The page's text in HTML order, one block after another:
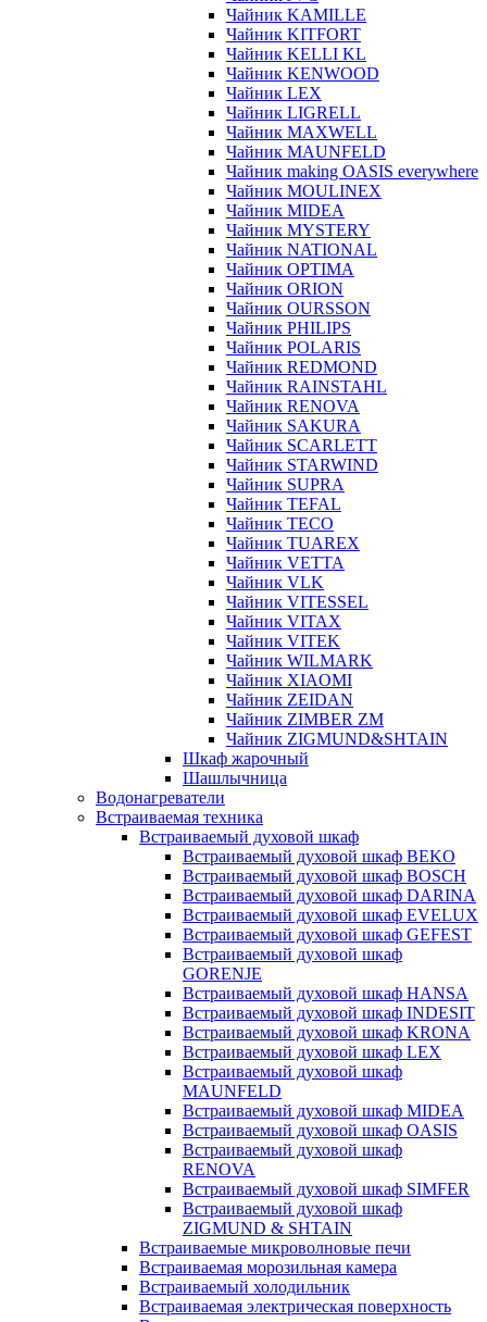
Чайник KAMILLE
Чайник KITFORT
Чайник KELLI KL
Чайник KENWOOD
Чайник LEX
Чайник LIGRELL
Чайник MAXWELL
Чайник MAUNFELD
Чайник making OASIS everywhere
Чайник MOULINEX
Чайник MIDEA
Чайник MYSTERY
Чайник NATIONAL
Чайник OPTIMA
Чайник ORION
Чайник OURSSON
Чайник PHILIPS
Чайник POLARIS
Чайник REDMOND
Чайник RAINSTAHL
Чайник RENOVA
Чайник SAKURA
Чайник SCARLETT
Чайник STARWIND
Чайник SUPRA
Чайник TEFAL
Чайник TECO
Чайник TUAREX
Чайник VETTA
Чайник VLK
Чайник VITESSEL
Чайник VITAX
Чайник VITEK
Чайник WILMARK
Чайник XIAOMI
Чайник ZEIDAN
Чайник ZIMBER ZM
Чайник ZIGMUND&SHTAIN
Шкаф жарочный
Шашлычница
Водонагреватели
Встраиваемая техника
Встраиваемый духовой шкаф
Встраиваемый духовой шкаф BEKO
Встраиваемый духовой шкаф BOSCH
Встраиваемый духовой шкаф DARINA
Встраиваемый духовой шкаф EVELUX
Встраиваемый духовой шкаф GEFEST
Встраиваемый духовой шкаф
GORENJE
Встраиваемый духовой шкаф HANSA
Встраиваемый духовой шкаф INDESIT
Встраиваемый духовой шкаф KRONA
Встраиваемый духовой шкаф LEX
Встраиваемый духовой шкаф
MAUNFELD
Встраиваемый духовой шкаф MIDEA
Встраиваемый духовой шкаф OASIS
Встраиваемый духовой шкаф
RENOVA
Встраиваемый духовой шкаф SIMFER
Встраиваемый духовой шкаф
ZIGMUND & SHTAIN
Встраиваемые микроволновые печи
Встраиваемая морозильная камера
Встраиваемый холодильник
Встраиваемая электрическая поверхность